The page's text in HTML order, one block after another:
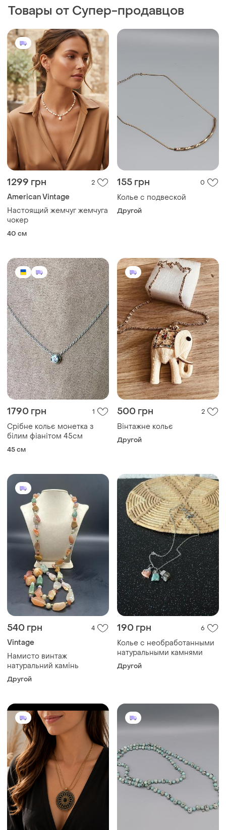
Товары от Супер-продавцов
1299 грн 2
American Vintage
Настоящий жемчуг жемчуга
чокер
40 см
155 грн 0
Колье с подвеской
Другой
1790 грн 1
Срібне кольє монетка з
білим фіанітом 45см
45 см
500 грн 2
Вінтажне кольє
Другой
540 грн 4
Vintage
Намисто винтаж
натуральний камінь
Другой
190 грн 6
Колье с необработанными
натуральными камнями
Другой